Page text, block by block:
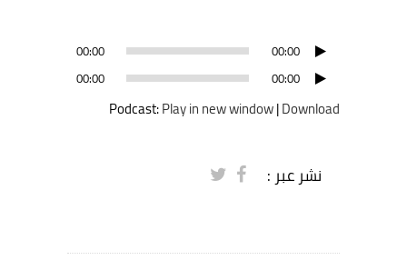
مشغل
الصوت
00:00
00:00
مشغل
الصوت
00:00
00:00
Podcast:Play in new window|Download
نشر عبر :